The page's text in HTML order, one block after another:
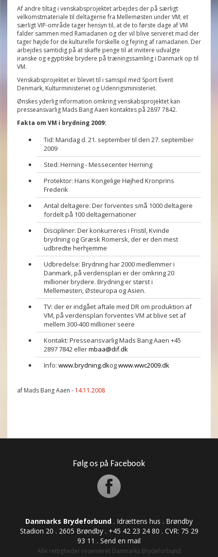
Af andre tiltag i venskabsprojektet arbejdes der på særligt
velkomstmateriale til deltagerne fra Mellemøsten under VM; et
særligt VIP-område tager hensyn til, at de to første dage af VM
falder sammen med Ramadanen og der vil blive serveret mad der
tager højde for de kulturelle forskelle og fejring af ramadanen. Der
arbejdes samtidig på at skaffe penge til at invitere udvalgte
iranske og egyptiske brydere på træningssamling i Danmark op til
VM.
Venskabsprojektet er blevet til i samspil med Sport Event
Denmark, Kulturministeriet og Udenrigsministeriet.
Ønskes yderlig information omkring venskabsprojektet kan
presseansvarlig Mads Bang Aaen kontaktes på 2897 7842.
Fakta om VM i brydning 2009:
Tid: Mandag d. 21. september til den 27. september
2009
Sted: Herning - Messecenter Herning
Protektor: Hans Kongelige Højhed Kronprins
Frederik
Antal deltagere: Der forventes små 1000 deltagere
fordelt på 100 deltagernationer
Discipliner: Der konkurreres i Fristil, Kvinde
brydning og Græsk Romersk, der er den mest
udbredte herhjemme
Udbredelse: Brydning har 2000 medlemmer i
Danmark, på verdensplan er der omkring 20
millioner brydere. Brydning er størst i
Mellemøsten, Østeuropa og Asien.
TV: der er indgået aftale med DR om produktion af
VM, på verdensplan forventes VM at blive set af
mellem 300-400 millioner seere
Kontakt: Presseansvarlig Mads Bang Aaen +45
2897 7842 ellermbaa@dif.dk
Info: www.brydning.dkogwww.wwc2009.dk
af Mads Bang Aaen - 14.11.2008
Følg os på Facebook
Danmarks Brydeforbund . Idrættens hus . Brøndby
Stadion 20 . 2605 Brøndby . +45 42 23 24 80 . CVR: ​​​​​​75 29
93 11 . Send en mail
Alle rettigheder reserveret Danmarks Brydeforbund